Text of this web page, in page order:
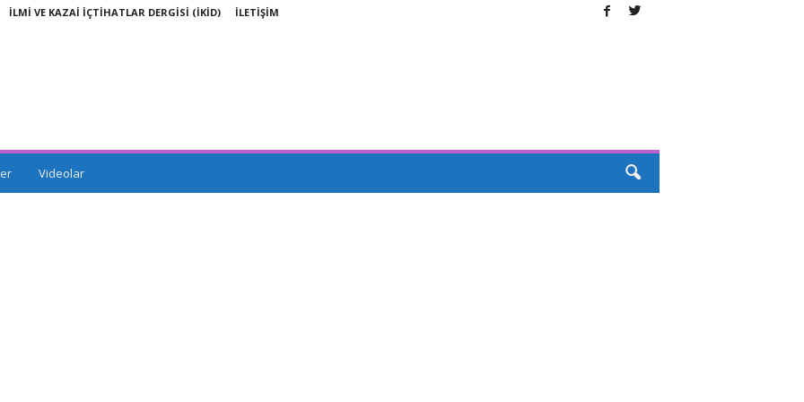
İLMİ VE KAZAİ İÇTİHATLAR DERGİSİ (İKİD) İLETİŞİM
Videolar